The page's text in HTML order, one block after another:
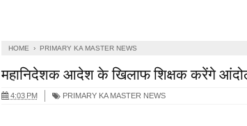
HOME › PRIMARY KA MASTER NEWS
महानिदेशक आदेश के खिलाफ शिक्षक करेंगे
4:03 PM PRIMARY KA MASTER NEWS